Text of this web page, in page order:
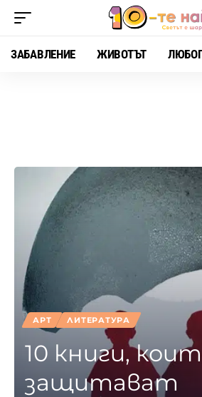
ЗАБАВЛЕНИЕ ЖИВОТЪТ
АРТ ЛИТЕРАТУРА
10 книги,
защитават